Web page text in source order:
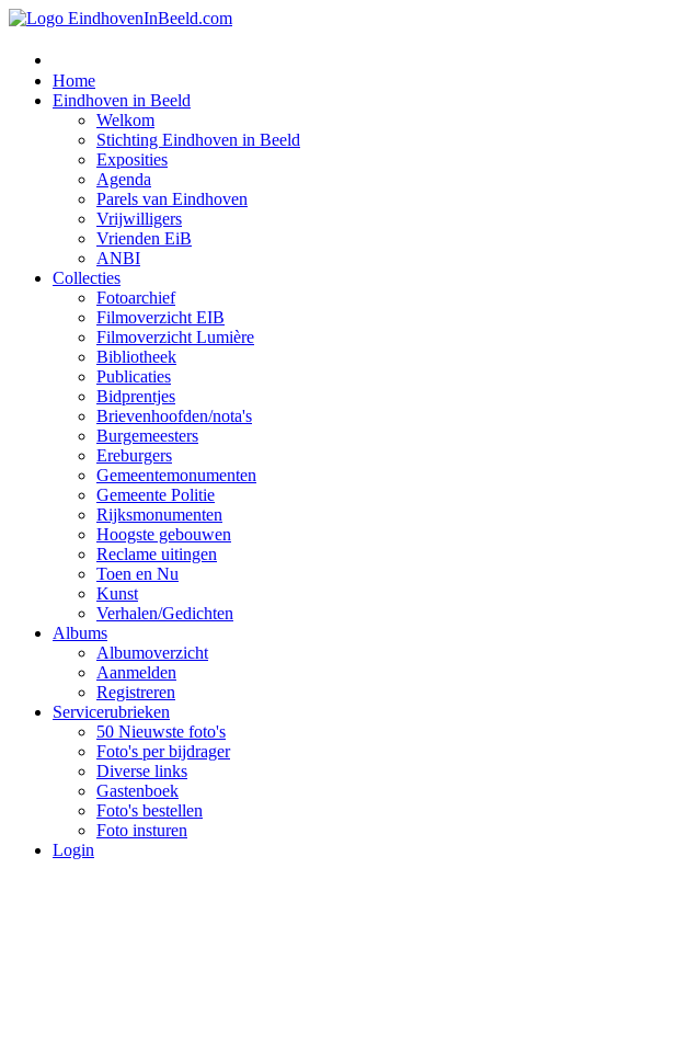
Home
Eindhoven in Beeld
Welkom
Stichting Eindhoven in Beeld
Exposities
Agenda
Parels van Eindhoven
Vrijwilligers
Vrienden EiB
ANBI
Collecties
Fotoarchief
Filmoverzicht EIB
Filmoverzicht Lumière
Bibliotheek
Publicaties
Bidprentjes
Brievenhoofden/nota's
Burgemeesters
Ereburgers
Gemeentemonumenten
Gemeente Politie
Rijksmonumenten
Hoogste gebouwen
Reclame uitingen
Toen en Nu
Kunst
Verhalen/Gedichten
Albums
Albumoverzicht
Aanmelden
Registreren
Servicerubrieken
50 Nieuwste foto's
Foto's per bijdrager
Diverse links
Gastenboek
Foto's bestellen
Foto insturen
Login